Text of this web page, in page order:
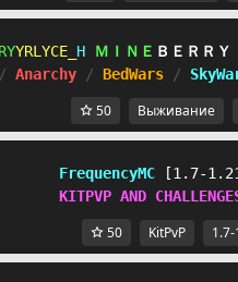
CAFOGGI X ＭＩＮＥ ＢＥＲＲＹ
/ Anarchy / BedWars /
50 Выживание
FrequencyMC
[1.7-
KITPVP AND
50 KitPvP 1.7-